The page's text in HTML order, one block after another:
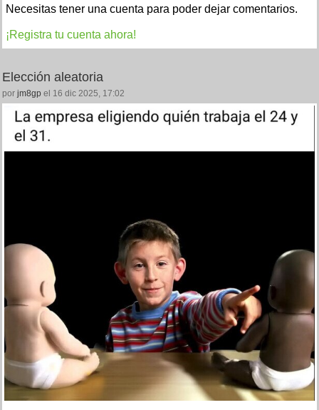
Necesitas tener una cuenta para poder dejar comentarios.
¡Registra tu cuenta ahora!
Elección aleatoria
por jm8gp el 16 dic 2025, 17:02